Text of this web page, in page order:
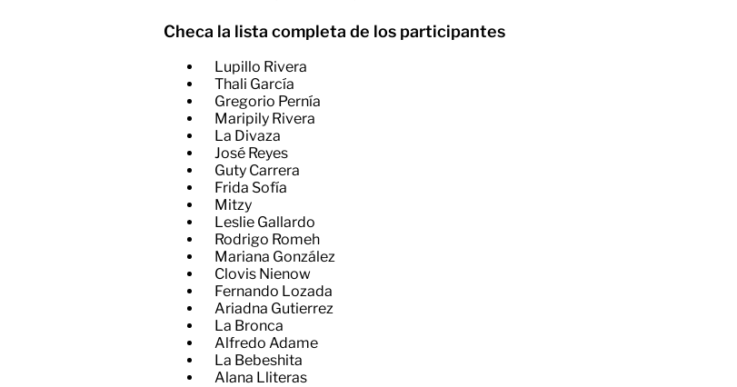
Checa la lista completa de los participantes
Lupillo Rivera
Thali García
Gregorio Pernía
Maripily Rivera
La Divaza
José Reyes
Guty Carrera
Frida Sofía
Mitzy
Leslie Gallardo
Rodrigo Romeh
Mariana González
Clovis Nienow
Fernando Lozada
Ariadna Gutierrez
La Bronca
Alfredo Adame
La Bebeshita
Alana Lliteras